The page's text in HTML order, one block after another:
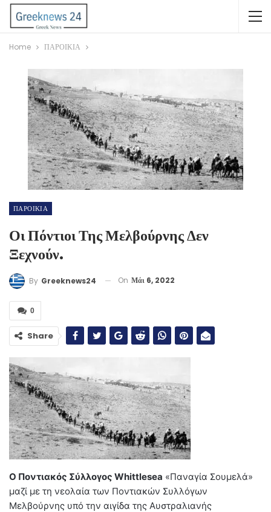
Home ΠΑΡΟΙΚΙΑ
ΠΑΡΟΙΚΙΑ
Οι Πόντιοι Της Μελβούρνης Δεν
Ξεχνούν.
By Greeknews24 On Μάι 6, 2022
0
Share
Ο Ποντιακός Σύλλογος Whittlesea «Παναγία Σουμελά»
μαζί με τη νεολαία των Ποντιακών Συλλόγων
Μελβούρνης υπό την αιγίδα της Αυστραλιανής